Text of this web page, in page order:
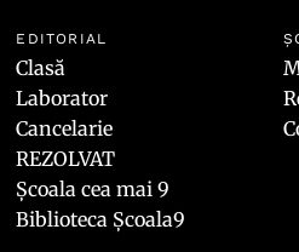
EDITORIAL
Clasă
Laborator
Cancelarie
REZOLVAT
Școala cea mai 9
Biblioteca Școala9